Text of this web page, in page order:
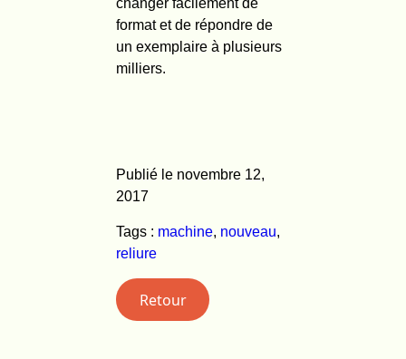
format et de répondre de
un exemplaire à plusieurs
milliers.
Publié le novembre 12,
2017
Tags : machine, nouveau,
reliure
Retour